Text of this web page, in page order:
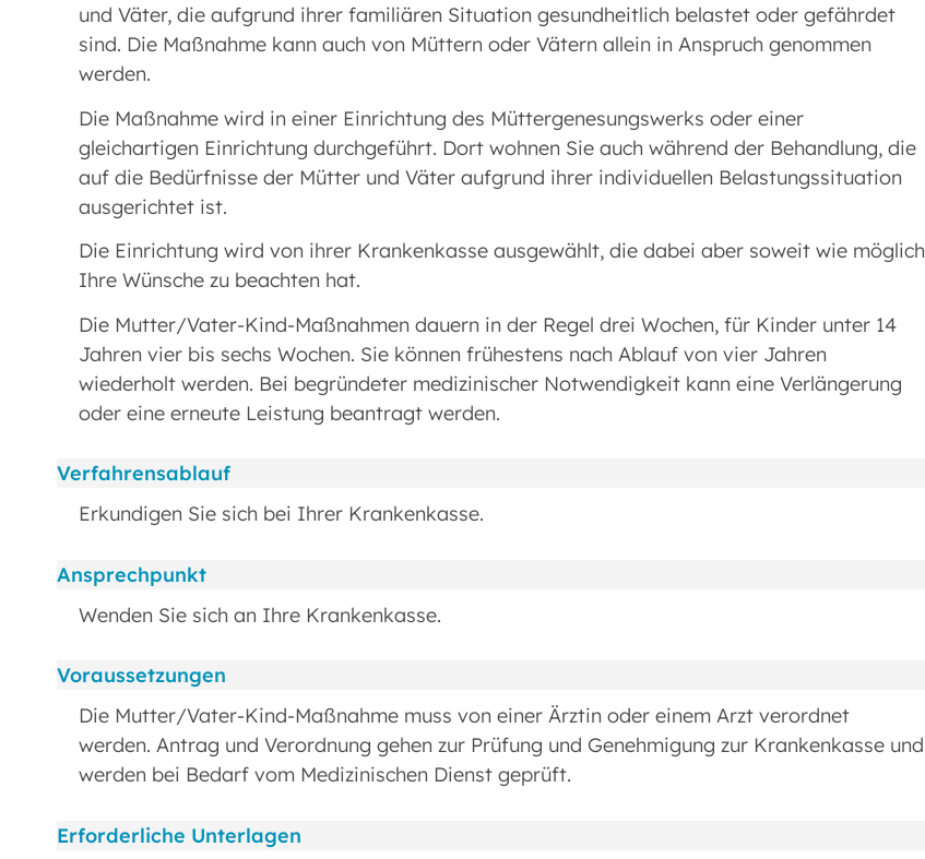
und Väter, die aufgrund ihrer familiären Situation gesundheitlich belastet oder gefährdet
sind. Die Maßnahme kann auch von Müttern oder Vätern allein in Anspruch genommen
werden.
Die Maßnahme wird in einer Einrichtung des Müttergenesungswerks oder einer
gleichartigen Einrichtung durchgeführt. Dort wohnen Sie auch während der Behandlung, die
auf die Bedürfnisse der Mütter und Väter aufgrund ihrer individuellen Belastungssituation
ausgerichtet ist.
Die Einrichtung wird von ihrer Krankenkasse ausgewählt, die dabei aber soweit wie möglich
Ihre Wünsche zu beachten hat.
Die Mutter/Vater-Kind-Maßnahmen dauern in der Regel drei Wochen, für Kinder unter 14
Jahren vier bis sechs Wochen. Sie können frühestens nach Ablauf von vier Jahren
wiederholt werden. Bei begründeter medizinischer Notwendigkeit kann eine Verlängerung
oder eine erneute Leistung beantragt werden.
Verfahrensablauf
Erkundigen Sie sich bei Ihrer Krankenkasse.
Ansprechpunkt
Wenden Sie sich an Ihre Krankenkasse.
Voraussetzungen
Die Mutter/Vater-Kind-Maßnahme muss von einer Ärztin oder einem Arzt verordnet
werden. Antrag und Verordnung gehen zur Prüfung und Genehmigung zur Krankenkasse und
werden bei Bedarf vom Medizinischen Dienst geprüft.
Erforderliche Unterlagen